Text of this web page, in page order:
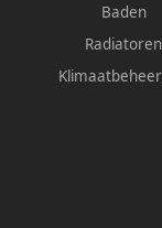
Baden
Radiatoren